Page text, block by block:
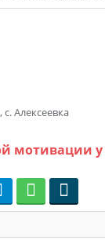
Алексеевка
мотивации